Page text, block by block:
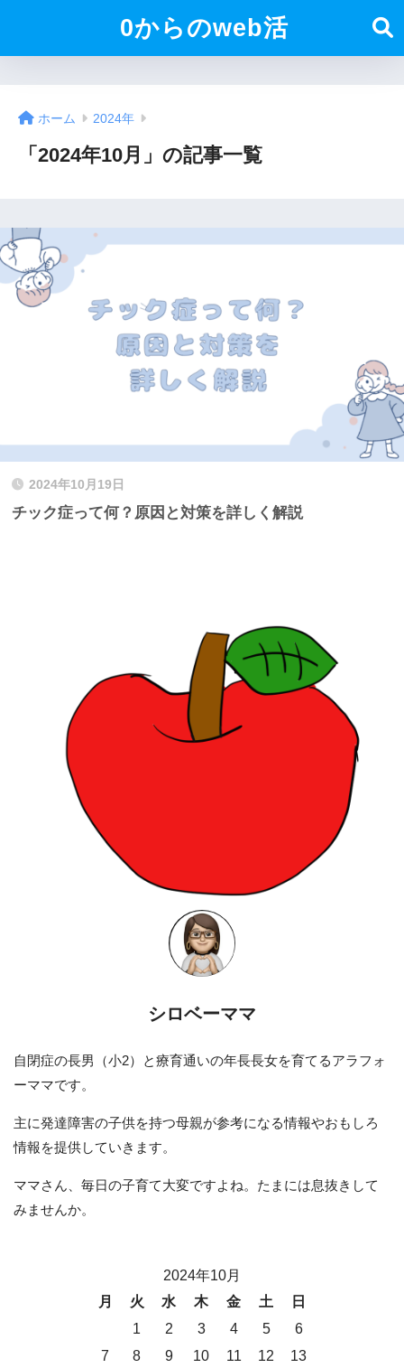
0からのweb活
ホーム 2024年
「2024年10月」の記事一覧
2024年10月19日
チック症って何？原因と対策を詳しく解説
シロベーママ
自閉症の長男（小2）と療育通いの年長長女を育てるアラフォ
ーママです。
主に発達障害の子供を持つ母親が参考になる情報やおもしろ
情報を提供していきます。
ママさん、毎日の子育て大変ですよね。たまには息抜きして
みませんか。
2024年10月
月
火 水 木 金 土
日
1
2 3 4 5
6
7
8 9 10 11 12
13